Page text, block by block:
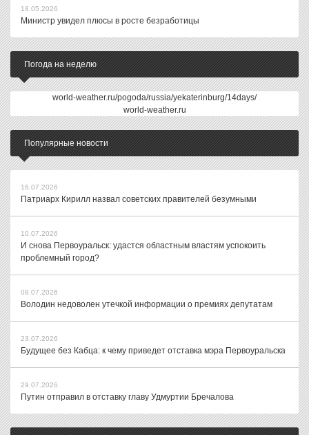
18.05.2026
Министр увидел плюсы в росте безработицы
Погода на неделю
world-weather.ru/pogoda/russia/yekaterinburg/14days/
world-weather.ru
Популярные новости
16.07.2026
Патриарх Кирилл назвал советских правителей безумными
10.07.2026
И снова Первоуральск: удастся областным властям успокоить
проблемный город?
08.07.2026
Володин недоволен утечкой информации о премиях депутатам
23.07.2026
Будущее без Кабца: к чему приведет отставка мэра Первоуральска
29.07.2026
Путин отправил в отставку главу Удмуртии Бречалова